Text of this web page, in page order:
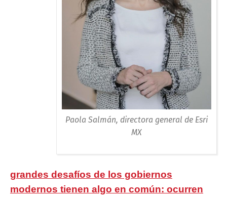
Paola Salmán, directora general de Esri
MX
grandes desafíos de los gobiernos
modernos tienen algo en común: ocurren